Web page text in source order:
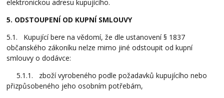
elektronickou adresu kupujícího.
5. ODSTOUPENÍ OD KUPNÍ SMLOUVY
5.1. Kupující bere na vědomí, že dle ustanovení § 1837
občanského zákoníku nelze mimo jiné odstoupit od kupní
smlouvy o dodávce:
5.1.1. zboží vyrobeného podle požadavků kupujícího nebo
přizpůsobeného jeho osobním potřebám,